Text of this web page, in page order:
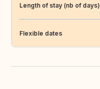
Length of stay (nb of days)
Flexible dates